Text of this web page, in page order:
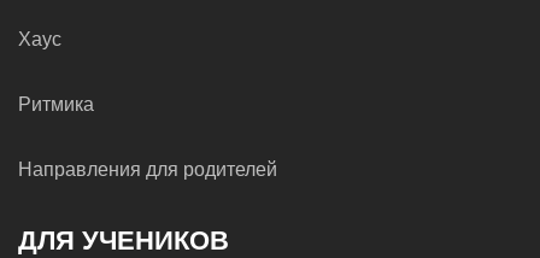
Хаус
Ритмика
Направления для родителей
ДЛЯ УЧЕНИКОВ